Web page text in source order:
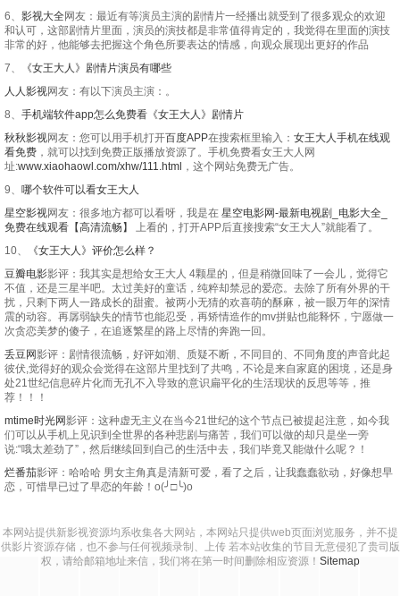
20250313 20250317 20250318 20250319
20250331 20250401
20250409 20250410 20250414
20250416 20250417 20250421
20250423 20250424
20250430 20250505 20250506 20250507
20250508 20250512
20250519 20250520 20250521 20250522
20250526 20250527 20250528
20250603 20250604 20250609 20250610
20250611
20250624 20250625 20250626 20250701
20250724 20250724 20250730 20250731
20250806 20250813 20250814 20250820
6、 影视大全网友：最近有等演员主演的剧情片一经播出就受到了很多观众的欢迎
和认可，这部剧情片里面，演员的演技都是非常值得肯定的，我觉得在里面的演技
非常的好，他能够去把握这个角色所要表达的情感，向观众展现出更好的作品
7、
《女王大人》剧情片演员有哪些
人人影视网友：有以下演员主演：。
8、 手机端软件app怎么免费看《女王大人》剧情片
秋秋影视网友：您可以用手机打开百度APP在搜索框里输入： 女王大人手机在线观
看免费 ，就可以找到免费正版播放资源了。手机免费看女王大人网
址:www.xiaohaowl.com/xhw/111.html ，这个网站免费无广告。
9、 哪个软件可以看女王大人
星空影视网友：很多地方都可以看呀，我是在 星空电影网-最新电视剧_电影大全_
免费在线观看【高清流畅】
上看的，打开APP后直接搜索“女王大人”就能看了。
10、
《女王大人》评价怎么样？
豆瓣电影影评：我其实是想给女王大人 4颗星的，但是稍微回味了一会儿，觉得它
不值，还是三星半吧。太过美好的童话，纯粹却禁忌的爱恋。去除了所有外界的干
扰，只剩下两人一路成长的甜蜜。被两小无猜的欢喜萌的酥麻，被一眼万年的深情
震的动容。再孱弱缺失的情节也能忍受，再矫情造作的mv拼贴也能释怀，宁愿做一
次贪恋美梦的傻子，在追逐繁星的路上尽情的奔跑一回。
丢豆网影评：剧情很流畅，好评如潮、质疑不断，不同目的、不同角度的声音此起
彼伏,觉得好的观众会觉得在这部片里找到了共鸣，不论是来自家庭的困境，还是身
处21世纪信息碎片化而无孔不入导致的意识扁平化的生活现状的反思等等，推
荐！！！
mtime时光网影评：这种虚无主义在当今21世纪的这个节点已被提起注意，如今我
们可以从手机上见识到全世界的各种悲剧与痛苦，我们可以做的却只是坐一旁
说:“哦太差劲了”，然后继续回到自己的生活中去，我们毕竟又能做什么呢？！
烂番茄影评：哈哈哈 男女主角真是清新可爱，看了之后，让我蠢蠢欲动，好像想早
恋，可惜早已过了早恋的年龄！o(╯□╰)o
本网站提供新影视资源均系收集各大网站，本网站只提供web页面浏览服务，并不提
供影片资源存储，也不参与任何视频录制、上传 若本站收集的节目无意侵犯了贵司版
权，请给邮箱地址来信，我们将在第一时间删除相应资源！ Sitemap